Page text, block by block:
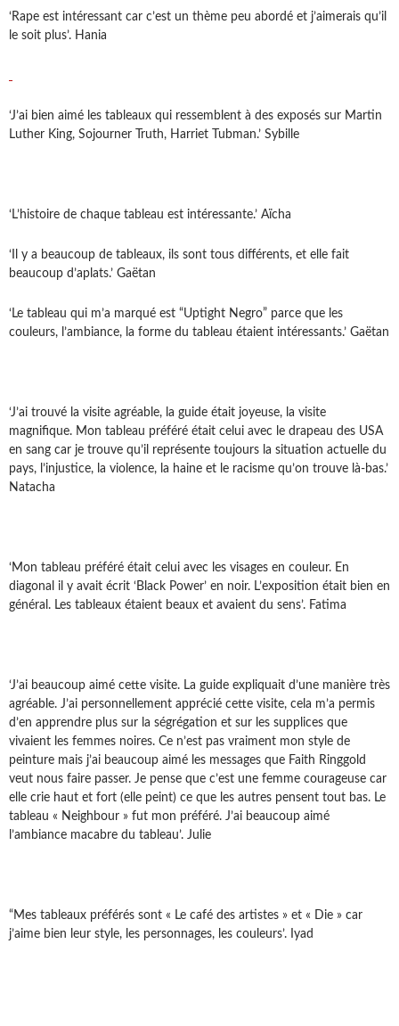
‘Rape est intéressant car c’est un thème peu abordé et j’aimerais qu’il
le soit plus’. Hania
‘J’ai bien aimé les tableaux qui ressemblent à des exposés sur Martin
Luther King, Sojourner Truth, Harriet Tubman.’ Sybille
‘L’histoire de chaque tableau est intéressante.’ Aïcha
‘Il y a beaucoup de tableaux, ils sont tous différents, et elle fait
beaucoup d’aplats.’ Gaëtan
‘Le tableau qui m’a marqué est “Uptight Negro” parce que les
couleurs, l’ambiance, la forme du tableau étaient intéressants.’ Gaëtan
‘J’ai trouvé la visite agréable, la guide était joyeuse, la visite
magnifique. Mon tableau préféré était celui avec le drapeau des USA
en sang car je trouve qu’il représente toujours la situation actuelle du
pays, l’injustice, la violence, la haine et le racisme qu’on trouve là-bas.’
Natacha
‘Mon tableau préféré était celui avec les visages en couleur. En
diagonal il y avait écrit ‘Black Power’ en noir. L’exposition était bien en
général. Les tableaux étaient beaux et avaient du sens’. Fatima
‘J’ai beaucoup aimé cette visite. La guide expliquait d’une manière très
agréable. J’ai personnellement apprécié cette visite, cela m’a permis
d’en apprendre plus sur la ségrégation et sur les supplices que
vivaient les femmes noires. Ce n’est pas vraiment mon style de
peinture mais j’ai beaucoup aimé les messages que Faith Ringgold
veut nous faire passer. Je pense que c’est une femme courageuse car
elle crie haut et fort (elle peint) ce que les autres pensent tout bas. Le
tableau « Neighbour » fut mon préféré. J’ai beaucoup aimé
l’ambiance macabre du tableau’. Julie
“Mes tableaux préférés sont « Le café des artistes » et « Die » car
j’aime bien leur style, les personnages, les couleurs’. Iyad